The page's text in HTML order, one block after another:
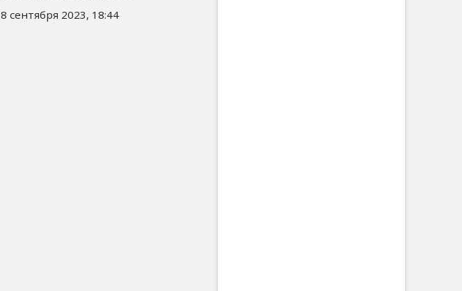
8 сентября 2023, 18:44